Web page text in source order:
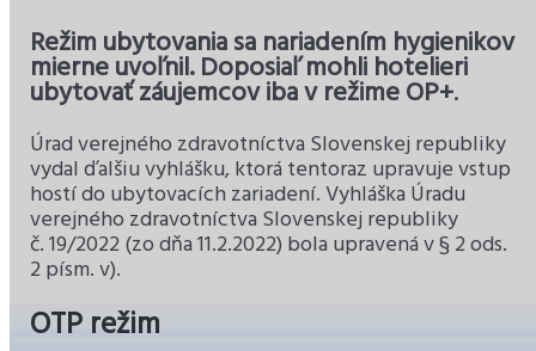
Režim ubytovania sa nariadením hygienikov
mierne uvoľnil. Doposiaľ mohli hotelieri
ubytovať záujemcov iba v režime OP+.
Úrad verejného zdravotníctva Slovenskej republiky
vydal ďalšiu vyhlášku, ktorá tentoraz upravuje vstup
hostí do ubytovacích zariadení. Vyhláška Úradu
verejného zdravotníctva Slovenskej republiky
č. 19/2022 (zo dňa 11.2.2022) bola upravená v § 2 ods.
2 písm. v).
OTP režim